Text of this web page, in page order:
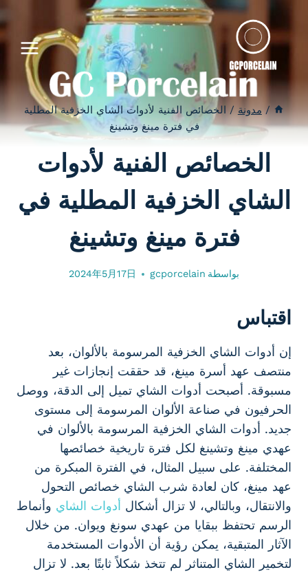
المحتوى
/ مدونة / الخصائص الفنية لأدوات الشاي الخزفية المطلية
في فترة مينغ وتشينغ
الخصائص الفنية لأدوات
الشاي الخزفية المطلية في
فترة مينغ وتشينغ
بواسطة gcporcelain
2024年5月17日
اقتباس
إن أدوات الشاي الخزفية المرسومة بالألوان، بعد
منتصف عهد أسرة مينغ، قد حققت إنجازات غير
مسبوقة. أصبحت أدوات الشاي تميل إلى الدقة، ووصل
الحرفيون في صناعة الألوان المرسومة إلى مستوى
جديد. أدوات الشاي الخزفية المرسومة بالألوان في
عهدي مينغ وتشينغ لكل فترة تاريخية خصائصها
المختلفة. على سبيل المثال، في الفترة المبكرة من
عهد مينغ، كان لعادة شرب الشاي خصائص التحول
والانتقال، وبالتالي، لا تزال أشكال أدوات الشاي وأنماط
الرسم تحتفظ ببقايا من عهدي سونغ ويوان. من خلال
الآثار المتبقية، يمكن رؤية أن الأدوات المستخدمة
لتخمير الشاي المتناثر لم تتخذ شكلاً ثابتًا بعد. لا تزال